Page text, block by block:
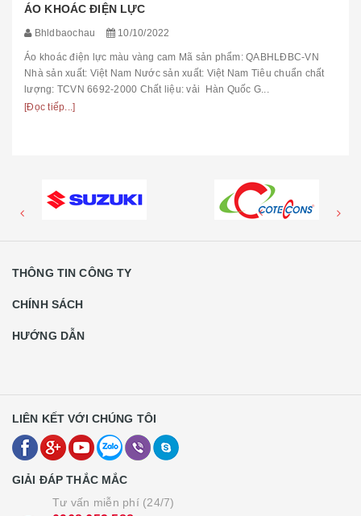
ÁO KHOÁC ĐIỆN LỰC
Bhldbaochau 10/10/2022
Áo khoác điện lực màu vàng cam Mã sản phẩm: QABHLĐBC-VN
Nhà sản xuất: Việt Nam Nước sản xuất: Việt Nam Tiêu chuẩn chất
lượng: TCVN 6692-2000 Chất liệu: vải Hàn Quốc G...
[Đọc tiếp...]
THÔNG TIN CÔNG TY
CHÍNH SÁCH
HƯỚNG DẪN
LIÊN KẾT VỚI CHÚNG TÔI
GIẢI ĐÁP THẮC MẮC
Tư vấn miễn phí (24/7)